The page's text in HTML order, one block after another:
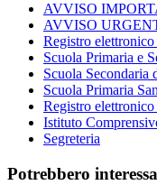
AVVISO
AVVISO
Registro elettronico
Scuola Primaria e
Scuola
Scuola Primaria
Registro
Istituto
Segreteria
Potrebbero